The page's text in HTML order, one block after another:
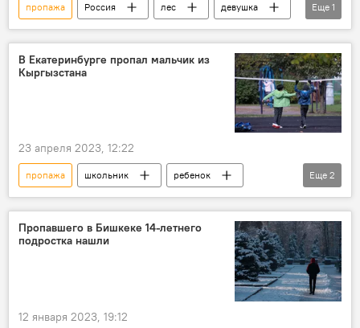
пропажа Россия лес
девушка
Бурятия
Еще 1
В Екатеринбурге пропал мальчик из
Кыргызстана
23 апреля 2023, 12:22
пропажа школьник
ребенок
Екатеринбург
Россия
Еще 2
Пропавшего в Бишкеке 14-летнего
подростка нашли
12 января 2023, 19:12